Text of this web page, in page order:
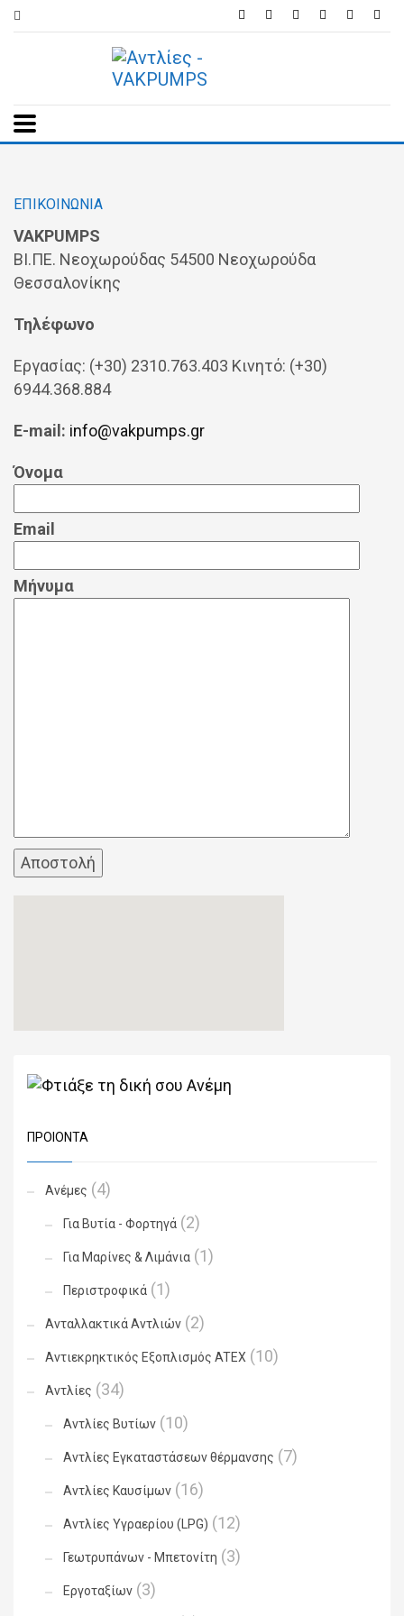
ΕΠΙΚΟΙΝΩΝΊΑ
VAKPUMPS
ΒΙ.ΠΕ. Νεοχωρούδας 54500 Νεοχωρούδα
Θεσσαλονίκης
Τηλέφωνο
Εργασίας: (+30) 2310.763.403 Κινητό: (+30)
6944.368.884
E-mail: info@vakpumps.gr
Όνομα
Email
Μήνυμα
ΠΡΟΙΌΝΤΑ
Ανέμες (4)
Για Βυτία - Φορτηγά (2)
Για Μαρίνες & Λιμάνια (1)
Περιστροφικά (1)
Ανταλλακτικά Αντλιών (2)
Αντιεκρηκτικός Εξοπλισμός ATEX (10)
Αντλίες (34)
Αντλίες Βυτίων (10)
Αντλίες Εγκαταστάσεων θέρμανσης (7)
Αντλίες Καυσίμων (16)
Αντλίες Υγραερίου (LPG) (12)
Γεωτρυπάνων - Μπετονίτη (3)
Εργοταξίων (3)